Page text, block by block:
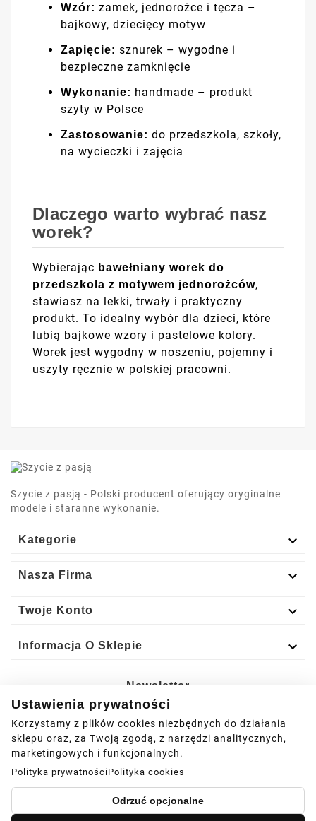
Wzór: zamek, jednorożce i tęcza –
bajkowy, dziecięcy motyw
Zapięcie: sznurek – wygodne i
bezpieczne zamknięcie
Wykonanie: handmade – produkt
szyty w Polsce
Zastosowanie: do przedszkola, szkoły,
na wycieczki i zajęcia
Dlaczego warto wybrać nasz
worek?
Wybierając bawełniany worek do
przedszkola z motywem jednorożców,
stawiasz na lekki, trwały i praktyczny
produkt. To idealny wybór dla dzieci, które
lubią bajkowe wzory i pastelowe kolory.
Worek jest wygodny w noszeniu, pojemny i
uszyty ręcznie w polskiej pracowni.
Szycie z pasją - Polski producent oferujący oryginalne
modele i staranne wykonanie.
Kategorie 
Nasza Firma 
Twoje Konto 
Informacja O Sklepie 
Newsletter
Tak
Możesz zrezygnować w każdej chwili.
Ustawienia prywatności
Korzystamy z plików cookies niezbędnych do działania
sklepu oraz, za Twoją zgodą, z narzędzi analitycznych,
marketingowych i funkcjonalnych.
Polityka prywatnościPolityka cookies
Odrzuć opcjonalne